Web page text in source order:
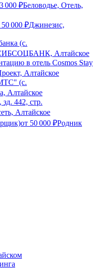
000 ₽Беловодье, Отель,
50 000 ₽Джинезис,
(с.
Алтайское
в отель Cosmos Stay
Алтайское
(с.
Алтайское
442, стр.
Алтайское
от 50 000 ₽Родник